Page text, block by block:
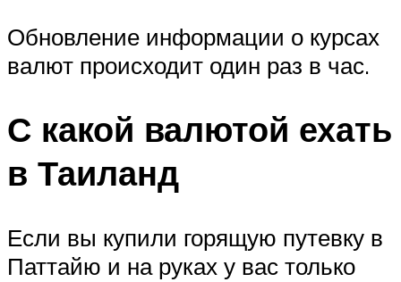
Обновление информации о курсах
валют происходит один раз в час.
С какой валютой ехать
в Таиланд
Если вы купили горящую путевку в
Паттайю и на руках у вас только